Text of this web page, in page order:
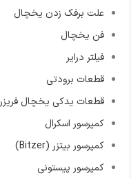
علت برفک زدن یخچال
فن یخچال
فیلتر درایر
قطعات برودتی
قطعات یدکی یخچال فریزر
کمپرسور اسکرال
کمپرسور بیتزر (Bitzer)
کمپرسور پیستونی